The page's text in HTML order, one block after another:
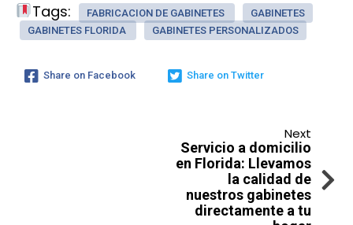
Tags: FABRICACION DE GABINETES
GABINETES
GABINETES FLORIDA
GABINETES PERSONALIZADOS
Share on Facebook Share on Twitter
Next
Servicio a domicilio
en Florida: Llevamos
la calidad de
nuestros gabinetes
directamente a tu